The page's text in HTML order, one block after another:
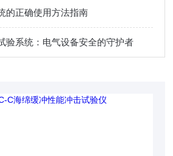
的正确使用方法指南
验系统：电气设备安全的守护者